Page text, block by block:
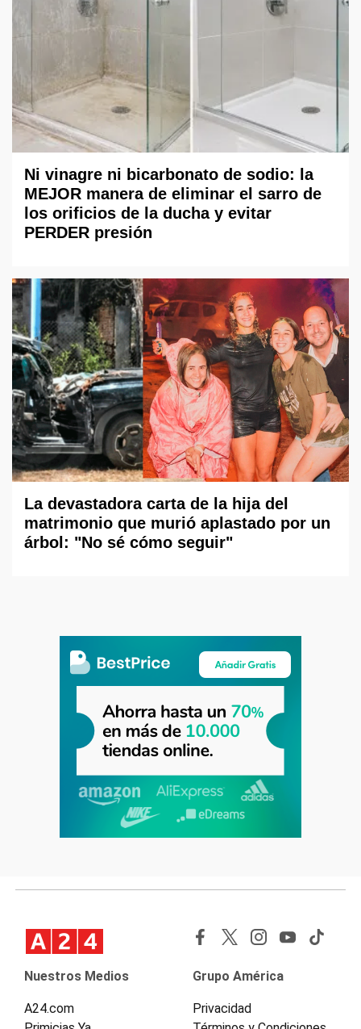
Ni vinagre ni bicarbonato de sodio: la
MEJOR manera de eliminar el sarro de
los orificios de la ducha y evitar
PERDER presión
La devastadora carta de la hija del
matrimonio que murió aplastado por un
árbol: "No sé cómo seguir"
Nuestros Medios
A24.com
Grupo América
Privacidad